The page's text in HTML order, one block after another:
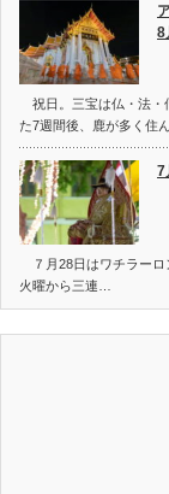
8
祝日。三宝は仏・法・
た7週間後、鹿が多く住
7
７月28日はワチラーロ
火曜から三連…